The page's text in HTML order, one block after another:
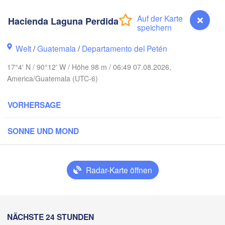
Hacienda Laguna Perdida
Welt/Guatemala /Departamento del Petén
17°4' N / 90°12' W / Höhe 98 m / 06:49 07.08.2026,
America/Guatemala (UTC-6)
VORHERSAGE
SONNE UND MOND
Radar-Karte öffnen
NÄCHSTE 24 STUNDEN
Ciudad del Carmen
Hacienda Laguna Perdida